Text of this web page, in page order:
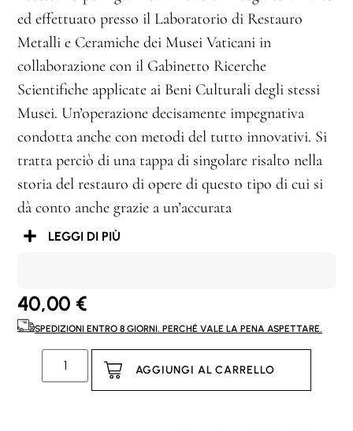
ed effettuato presso il Laboratorio di Restauro
Metalli e Ceramiche dei Musei Vaticani in
collaborazione con il Gabinetto Ricerche
Scientifiche applicate ai Beni Culturali degli stessi
Musei. Un’operazione decisamente impegnativa
condotta anche con metodi del tutto innovativi. Si
tratta perciò di una tappa di singolare risalto nella
storia del restauro di opere di questo tipo di cui si
dà conto anche grazie a un’accurata
LEGGI DI PIÙ
40,00 €
SPEDIZIONI ENTRO 8 GIORNI. PERCHÉ VALE LA PENA ASPETTARE.
AGGIUNGI AL CARRELLO